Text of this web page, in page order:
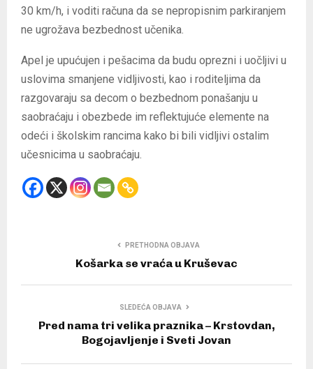
30 km/h, i voditi računa da se nepropisnim parkiranjem
ne ugrožava bezbednost učenika.
Apel je upućujen i pešacima da budu oprezni i uočljivi u
uslovima smanjene vidljivosti, kao i roditeljima da
razgovaraju sa decom o bezbednom ponašanju u
saobraćaju i obezbede im reflektujuće elemente na
odeći i školskim rancima kako bi bili vidljivi ostalim
učesnicima u saobraćaju.
PRETHODNA OBJAVA
Košarka se vraća u Kruševac
SLEDEĆA OBJAVA
Pred nama tri velika praznika – Krstovdan,
Bogojavljenje i Sveti Jovan